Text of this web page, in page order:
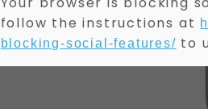
follow the instructions at
blocking-social-features/ to